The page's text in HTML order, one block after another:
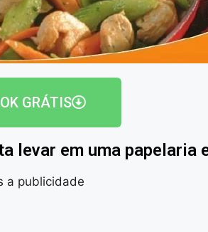
GRÁTIS
levar em uma papelaria
a publicidade